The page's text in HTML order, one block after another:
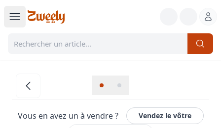
Vous en avez un à vendre ?
Vendez le vôtre